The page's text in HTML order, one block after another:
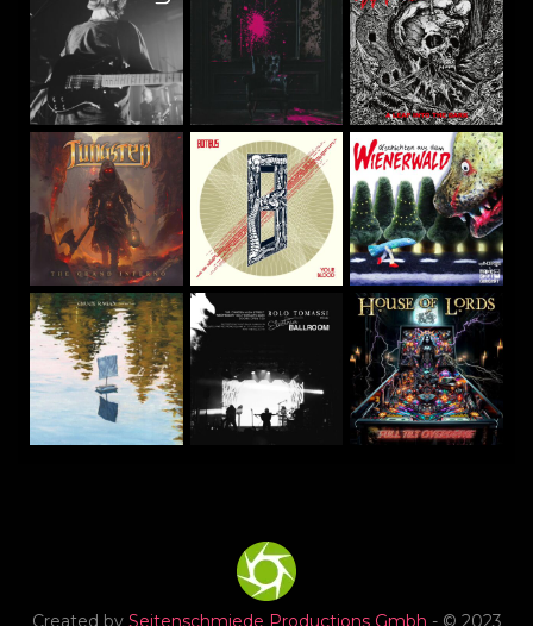
Created by Seitenschmiede Productions Gmbh - © 2023